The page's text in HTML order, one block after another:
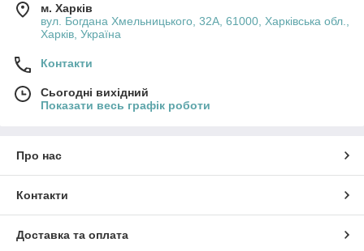
м. Харків
вул. Богдана Хмельницького, 32А, 61000, Харківська обл.,
Харків, Україна
Контакти
Сьогодні вихідний
Показати весь графік роботи
Про нас
Контакти
Доставка та оплата